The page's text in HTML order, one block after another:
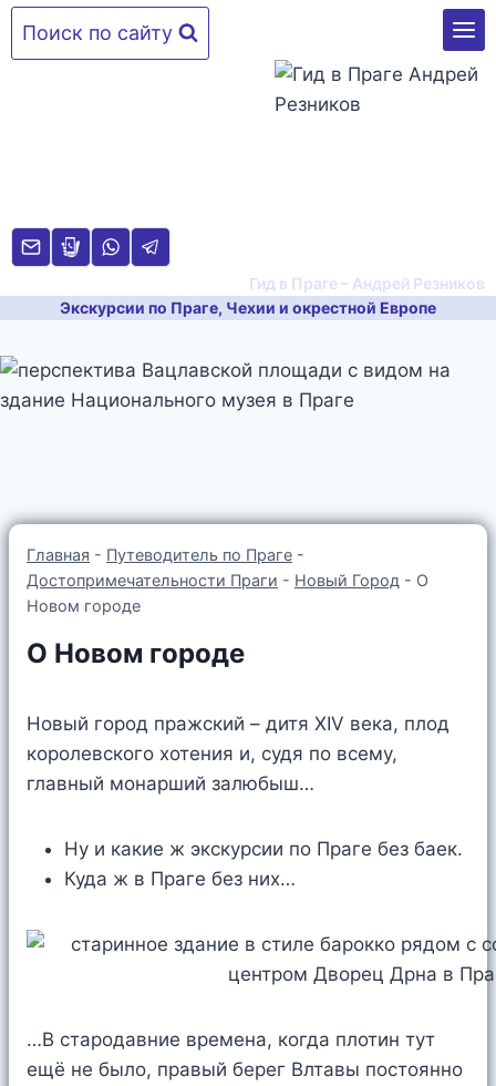
Перейти
Поиск по сайту
Гид в Праге – Андрей Резников
Экскурсии по Праге, Чехии и окрестной Европе
Главная - Путеводитель по Праге -
Достопримечательности Праги - Новый Город - О
Новом городе
О Новом городе
Новый город пражский – дитя XIV века, плод
королевского хотения и, судя по всему,
главный монарший залюбыш…
Ну и какие ж экскурсии по Праге без баек.
Куда ж в Праге без них…
…В стародавние времена, когда плотин тут
ещё не было, правый берег Влтавы постоянно